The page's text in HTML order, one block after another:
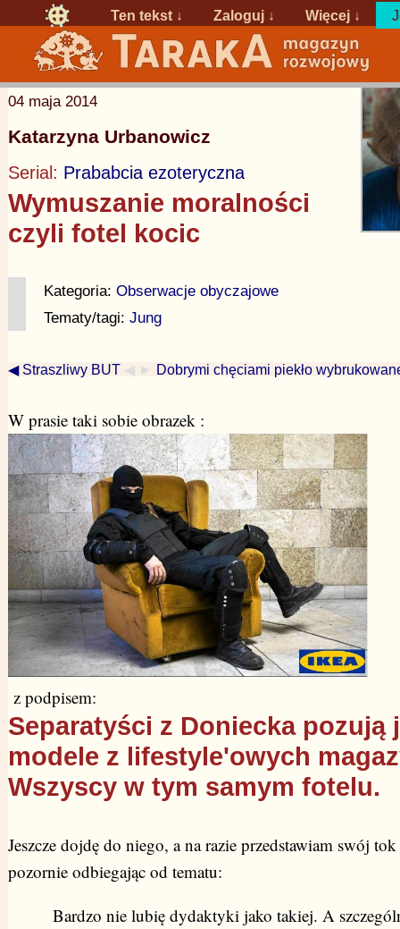
Ten tekst ↓ Zaloguj ↓ Więcej ↓
04 maja 2014
Katarzyna Urbanowicz
Serial: Prababcia ezoteryczna
Wymuszanie moralności
czyli fotel kocic
Kategoria: Obserwacje obyczajowe
Tematy/tagi: Jung
◀ Straszliwy BUT ◀ ► Dobrymi chęciami piekło
W prasie taki sobie obrazek :
z podpisem:
Separatyści z Doniecka pozują
modele z lifestyle'owych
Wszyscy w tym samym fotelu.
Jeszcze dojdę do niego, a na razie przedstawiam swój
pozornie odbiegając od tematu:
Bardzo nie lubię dydaktyki jako takiej. A